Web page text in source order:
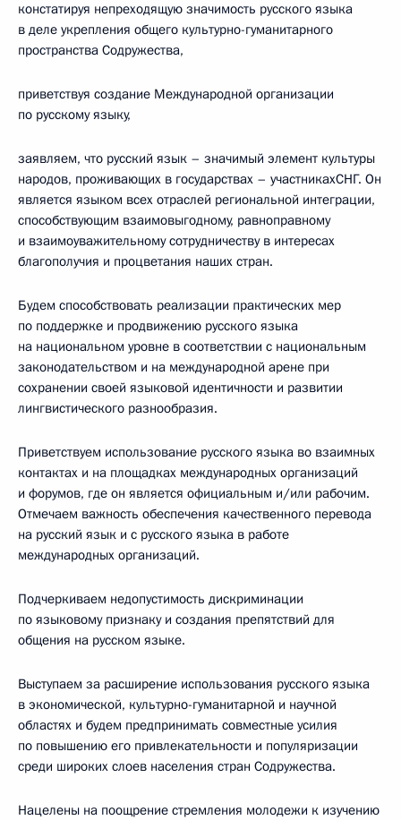
констатируя непреходящую значимость русского языка
в деле укрепления общего культурно-гуманитарного
пространства Содружества,
приветствуя создание Международной организации
по русскому языку,
заявляем, что русский язык – значимый элемент культуры
народов, проживающих в государствах – участникахСНГ. Он
является языком всех отраслей региональной интеграции,
способствующим взаимовыгодному, равноправному
и взаимоуважительному сотрудничеству в интересах
благополучия и процветания наших стран.
Будем способствовать реализации практических мер
по поддержке и продвижению русского языка
на национальном уровне в соответствии с национальным
законодательством и на международной арене при
сохранении своей языковой идентичности и развитии
лингвистического разнообразия.
Приветствуем использование русского языка во взаимных
контактах и на площадках международных организаций
и форумов, где он является официальным и/или рабочим.
Отмечаем важность обеспечения качественного перевода
на русский язык и с русского языка в работе
международных организаций.
Подчеркиваем недопустимость дискриминации
по языковому признаку и создания препятствий для
общения на русском языке.
Выступаем за расширение использования русского языка
в экономической, культурно-гуманитарной и научной
областях и будем предпринимать совместные усилия
по повышению его привлекательности и популяризации
среди широких слоев населения стран Содружества.
Нацелены на поощрение стремления молодежи к изучению